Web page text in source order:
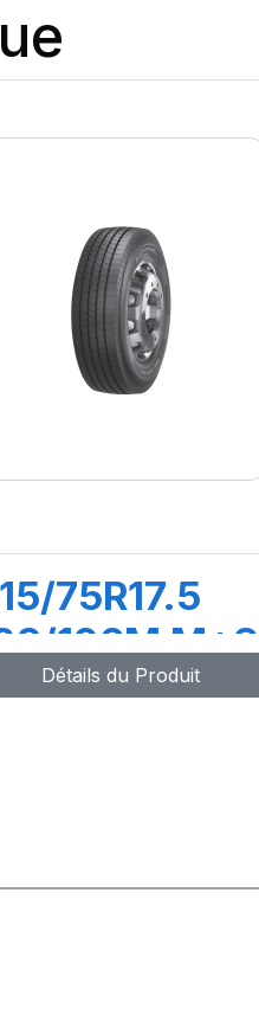
75R17.5
126M M+S
Détails du Produit